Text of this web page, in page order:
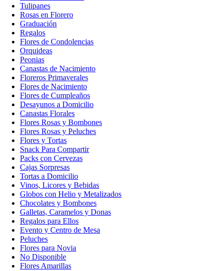
Tulipanes
Rosas en Florero
Graduación
Regalos
Flores de Condolencias
Orquideas
Peonias
Canastas de Nacimiento
Floreros Primaverales
Flores de Nacimiento
Flores de Cumpleaños
Desayunos a Domicilio
Canastas Florales
Flores Rosas y Bombones
Flores Rosas y Peluches
Flores y Tortas
Snack Para Compartir
Packs con Cervezas
Cajas Sorpresas
Tortas a Domicilio
Vinos, Licores y Bebidas
Globos con Helio y Metalizados
Chocolates y Bombones
Galletas, Caramelos y Donas
Regalos para Ellos
Evento y Centro de Mesa
Peluches
Flores para Novia
No Disponible
Flores Amarillas